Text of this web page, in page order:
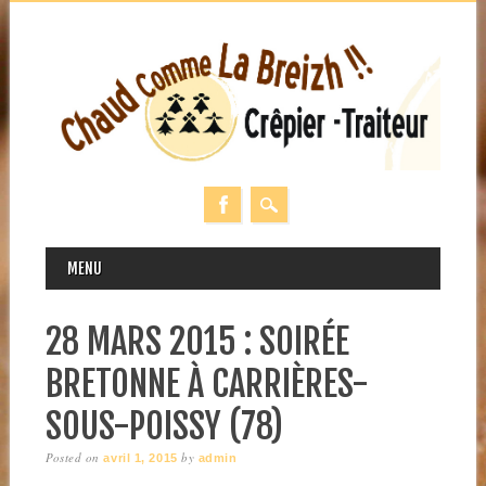
MAIN MENU
MENU
28 MARS 2015 : SOIRÉE
BRETONNE À CARRIÈRES-
SOUS-POISSY (78)
Posted onavril 1, 2015 by admin